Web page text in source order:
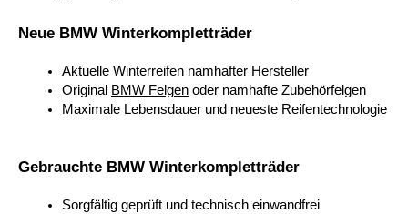
Neue BMW Winterkompletträder
Aktuelle Winterreifen namhafter Hersteller
Original BMW Felgen oder namhafte Zubehörfelgen
Maximale Lebensdauer und neueste Reifentechnologie
Gebrauchte BMW Winterkompletträder
Sorgfältig geprüft und technisch einwandfrei